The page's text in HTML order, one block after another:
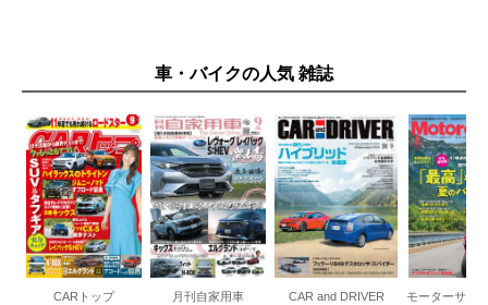
車・バイクの人気 雑誌
CARトップ 月刊自家用車 CAR and DRIVER モーターサイ